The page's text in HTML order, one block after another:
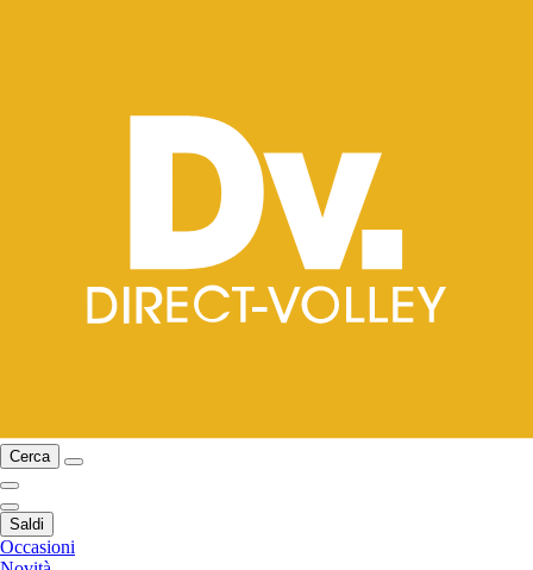
Cerca
Saldi
Occasioni